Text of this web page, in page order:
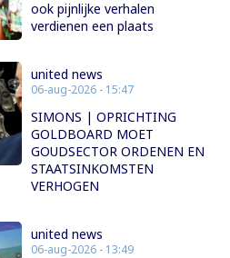
ook pijnlijke verhalen
verdienen een plaats
united news
06-aug-2026 - 15:47
SIMONS | OPRICHTING
GOLDBOARD MOET
GOUDSECTOR ORDENEN EN
STAATSINKOMSTEN
VERHOGEN
united news
06-aug-2026 - 13:49